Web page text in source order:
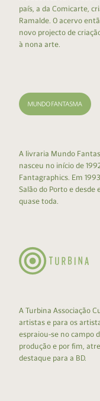
país, a da Comicarte,
Ramalde. O acervo
novo projecto de
à nona arte.
A livraria Mundo
nasceu no início de
Fantagraphics. Em
Salão do Porto e desde
quase toda.
A Turbina Associação
artistas e para os
espraiou-se no campo
produção e por fim,
destaque para a BD.